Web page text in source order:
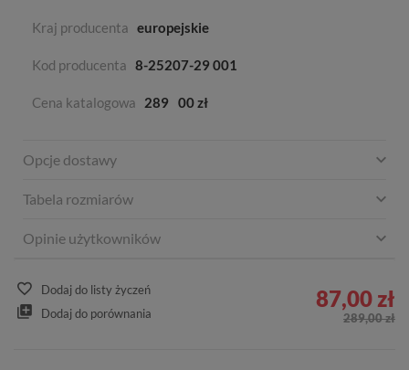
Kraj producenta europejskie
Kod producenta 8-25207-29 001
Cena katalogowa 289 00 zł
Opcje dostawy
Tabela rozmiarów
Opinie użytkowników
Dodaj do listy życzeń
Dodaj do porównania
87,00 zł
289,00 zł